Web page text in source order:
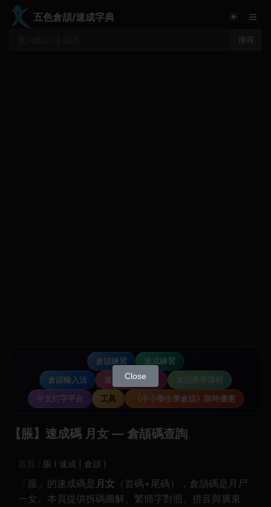
五色倉頡/速成字典
搜尋
☀ ≡
倉頡練習
速成練習
倉頡輸入法
速成輸入法教學
倉頡教學課程
中文打字平台
工具 《中小學生學倉頡》限時優惠
【脹】速成碼 月女 — 倉頡碼查詢
首頁 脹 ( 速成 | 倉頡 )
「脹」的速成碼是 月女 （首碼+尾碼），倉頡碼是月尸
一女。本頁提供拆碼圖解、繁簡字對照、拼音與廣東
Close